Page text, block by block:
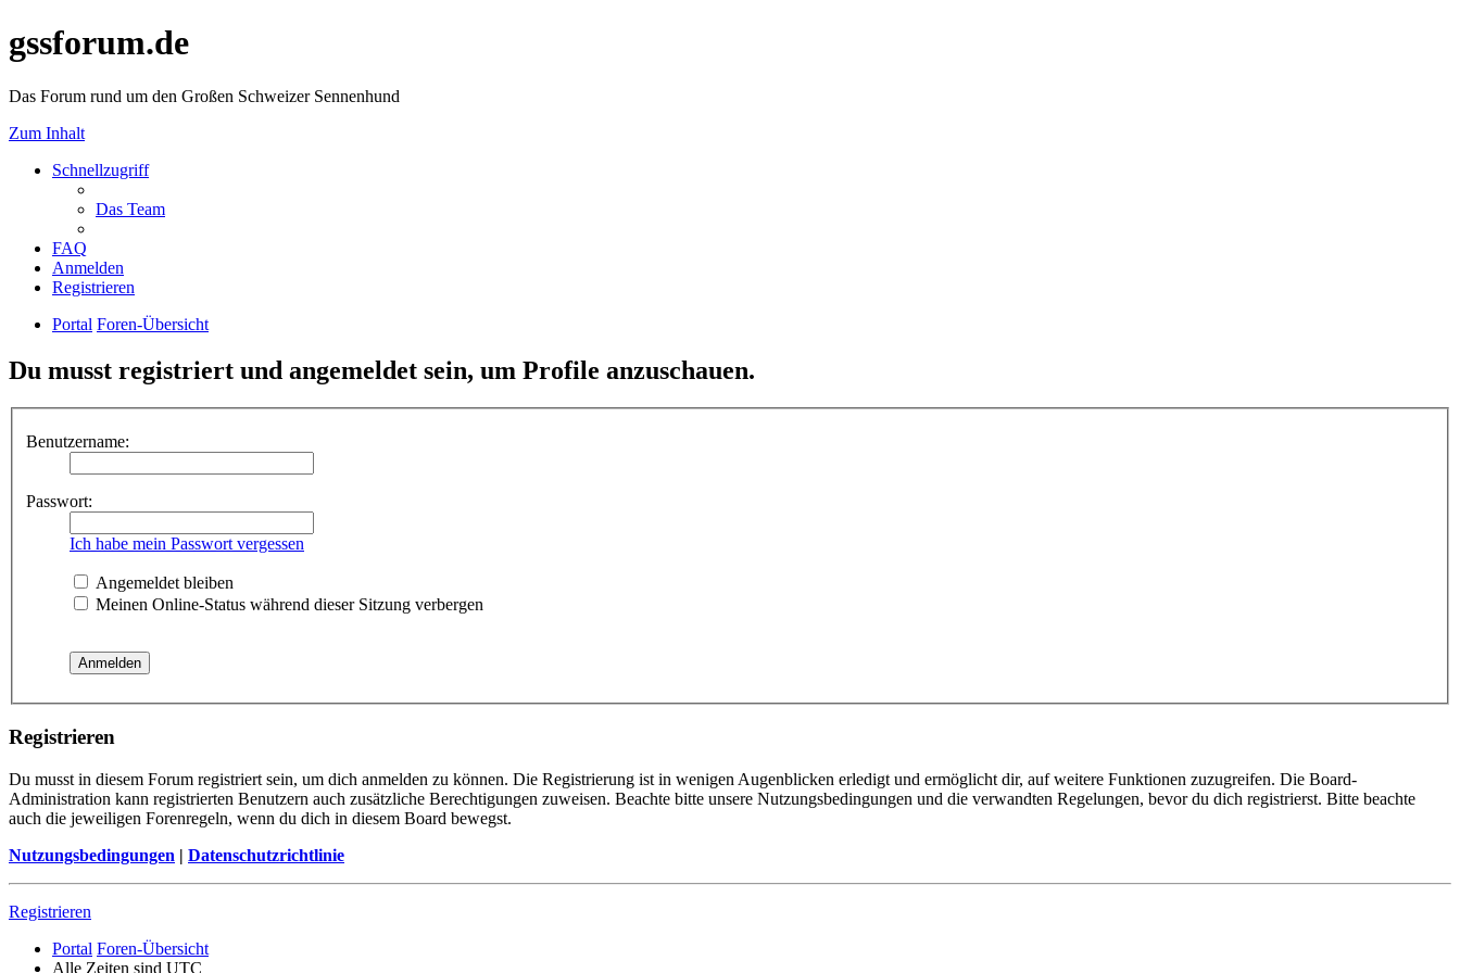
gssforum.de
Das Forum rund um den Großen Schweizer Sennenhund
Zum Inhalt
Schnellzugriff
Das Team
FAQ
Anmelden
Registrieren
Portal Foren-Übersicht
Du musst registriert und angemeldet sein, um Profile anzuschauen.
Benutzername:
Passwort:
Ich habe mein Passwort vergessen
Angemeldet bleiben
Meinen Online-Status während dieser Sitzung verbergen
Registrieren
Du musst in diesem Forum registriert sein, um dich anmelden zu können. Die Registrierung ist in wenigen Augenblicken erledigt und ermöglicht dir, auf weitere Funktionen zuzugreifen. Die Board-
Administration kann registrierten Benutzern auch zusätzliche Berechtigungen zuweisen. Beachte bitte unsere Nutzungsbedingungen und die verwandten Regelungen, bevor du dich registrierst. Bitte beachte
auch die jeweiligen Forenregeln, wenn du dich in diesem Board bewegst.
Nutzungsbedingungen | Datenschutzrichtlinie
Registrieren
Portal Foren-Übersicht
Alle Zeiten sind UTC